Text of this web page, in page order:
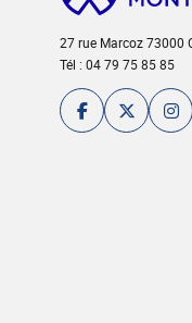
27 rue Marcoz 73000
Tél : 04 79 75 85 85